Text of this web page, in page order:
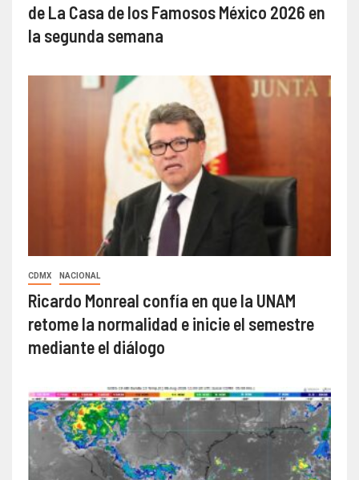
de La Casa de los Famosos México 2026 en
la segunda semana
CDMX NACIONAL
Ricardo Monreal confía en que la UNAM
retome la normalidad e inicie el semestre
mediante el diálogo